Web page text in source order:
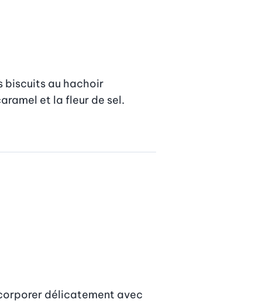
biscuits au hachoir
et la fleur de sel.
délicatement avec